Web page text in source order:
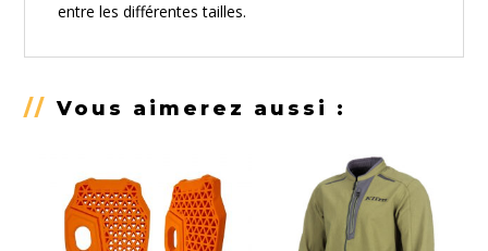
entre les différentes tailles.
//Vous aimerez aussi :